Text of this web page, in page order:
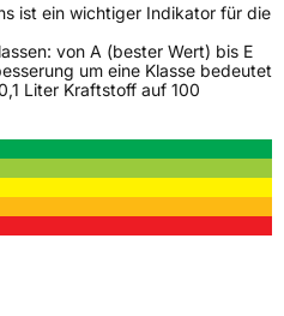
ist ein wichtiger Indikator für die
von A (bester Wert) bis E
um eine Klasse bedeutet
Liter Kraftstoff auf 100